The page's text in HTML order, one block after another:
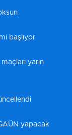
başlıyor
yarın
yapacak